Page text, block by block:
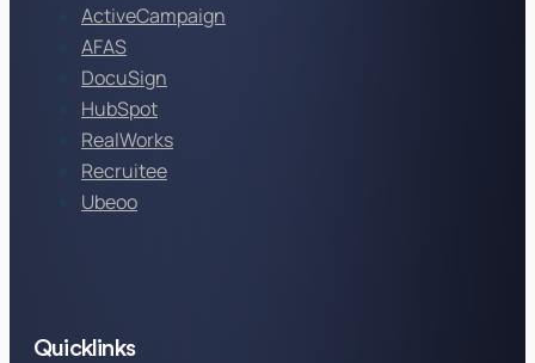
ActiveCampaign
AFAS
DocuSign
HubSpot
RealWorks
Recruitee
Ubeoo
Quicklinks